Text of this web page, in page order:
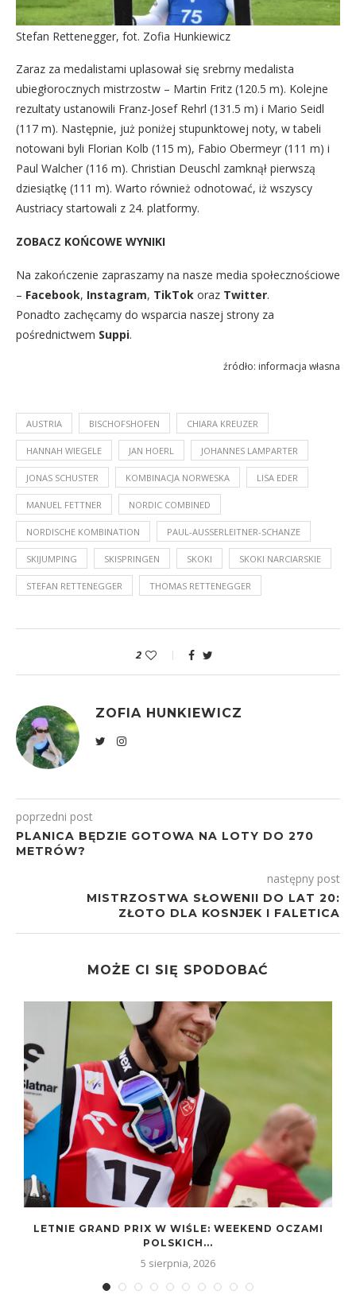
Stefan Rettenegger, fot. Zofia Hunkiewicz
Zaraz za medalistami uplasował się srebrny medalista
ubiegłorocznych mistrzostw – Martin Fritz (120.5 m). Kolejne
rezultaty ustanowili Franz-Josef Rehrl (131.5 m) i Mario Seidl
(117 m). Następnie, już poniżej stupunktowej noty, w tabeli
notowani byli Florian Kolb (115 m), Fabio Obermeyr (111 m) i
Paul Walcher (116 m). Christian Deuschl zamknął pierwszą
dziesiątkę (111 m). Warto również odnotować, iż wszyscy
Austriacy startowali z 24. platformy.
ZOBACZ KOŃCOWE WYNIKI
Na zakończenie zapraszamy na nasze media społecznościowe
– Facebook, Instagram, TikTok oraz Twitter.
Ponadto zachęcamy do wsparcia naszej strony za
pośrednictwem Suppi.
źródło: informacja własna
AUSTRIA BISCHOFSHOFEN CHIARA KREUZER
HANNAH WIEGELE JAN HOERL JOHANNES LAMPARTER
JONAS SCHUSTER KOMBINACJA NORWESKA LISA EDER
MANUEL FETTNER NORDIC COMBINED
NORDISCHE KOMBINATION PAUL-AUSSERLEITNER-SCHANZE
SKIJUMPING SKISPRINGEN SKOKI SKOKI NARCIARSKIE
STEFAN RETTENEGGER THOMAS RETTENEGGER
2
ZOFIA HUNKIEWICZ
poprzedni post
PLANICA BĘDZIE GOTOWA NA LOTY DO 270
METRÓW?
następny post
MISTRZOSTWA SŁOWENII DO LAT 20:
ZŁOTO DLA KOSNJEK I FALETICA
MOŻE CI SIĘ SPODOBAĆ
LETNIE GRAND PRIX W WIŚLE: WEEKEND OCZAMI
POLSKICH...
5 sierpnia, 2026